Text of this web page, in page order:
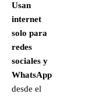
Usan
internet
solo para
redes
sociales y
WhatsApp
desde el